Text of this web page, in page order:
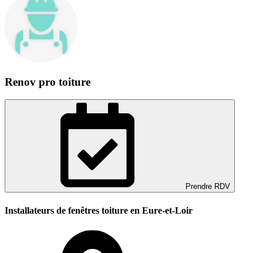
Renov pro toiture
Prendre RDV
Installateurs de fenêtres toiture en Eure-et-Loir